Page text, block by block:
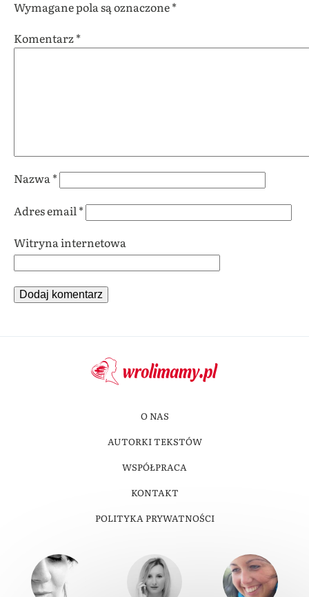
Wymagane pola są oznaczone*
Komentarz*
Nazwa*
Adres email *
Witryna internetowa
O NAS
AUTORKI TEKSTÓW
WSPÓŁPRACA
KONTAKT
POLITYKA PRYWATNOŚCI